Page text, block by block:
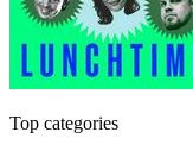
Top categories